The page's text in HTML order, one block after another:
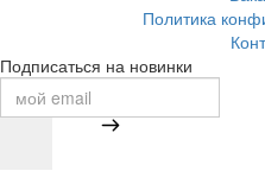
Политика
Подписаться на новинки